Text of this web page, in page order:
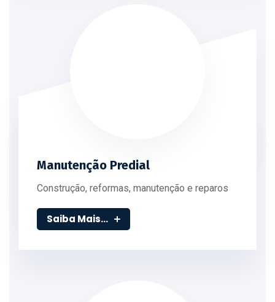
Manutenção Predial
Construção, reformas, manutenção e reparos
Saiba Mais...